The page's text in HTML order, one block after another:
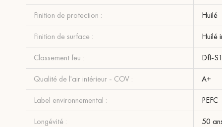
Finition de protection : Huilé
Finition de surface : Huilé
Classement feu : Dfl-S1
Qualité de l'air intérieur - COV : A+
Label environnemental : PEFC
Longévité : 50